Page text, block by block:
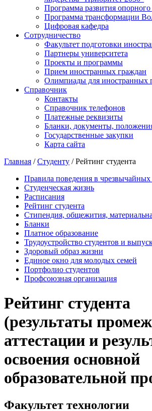
Программа развития опорного
Программа трансформации
Цифровая кафедра
Сотрудничество
Факультет подготовки
Партнеры университета
Проекты и программы
Прием иностранных граждан
Олимпиады для иностранных
Справочник
Контакты
Справочник телефонов
Платежные реквизиты
Бланки, документы,
Государственные закупки
Карта сайта
Главная /Студенту / Рейтинг студента
Правила поведения в чрезвычайных
Студенческая жизнь
Расписания
Рейтинг студента
Стипендия, общежития,
Бланки
Платное образование
Трудоустройство студентов и
Здоровый образ жизни
Единое окно для молодых семей
Портфолио студентов
Профсоюзная организация
Рейтинг студента
(результаты
аттестации и
освоения основной
образовательной
Факультет технологии